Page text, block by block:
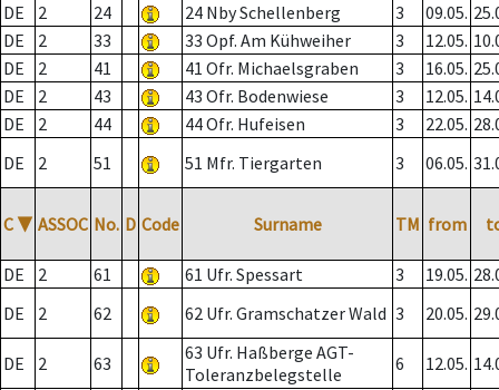
DE
2 24 24 Nby Schellenberg 3 09.05.
DE
2 33 33 Opf. Am Kühweiher 3 12.05.
DE
2 41 41 Ofr. Michaelsgraben 3 16.05.
DE
2 43 43 Ofr. Bodenwiese 3 12.05.
DE
2 44 44 Ofr. Hufeisen 3 22.05.
DE
2 51 51 Mfr. Tiergarten 3 06.05.
C ▼ ASSOC No. D Code Surname TM from
DE 2 61 61 Ufr. Spessart 3 19.05.
DE
2 62 62 Ufr. Gramschatzer Wald 3 20.05.
DE 2 63
63 Ufr. Haßberge AGT-
Toleranzbelegstelle
6 12.05.